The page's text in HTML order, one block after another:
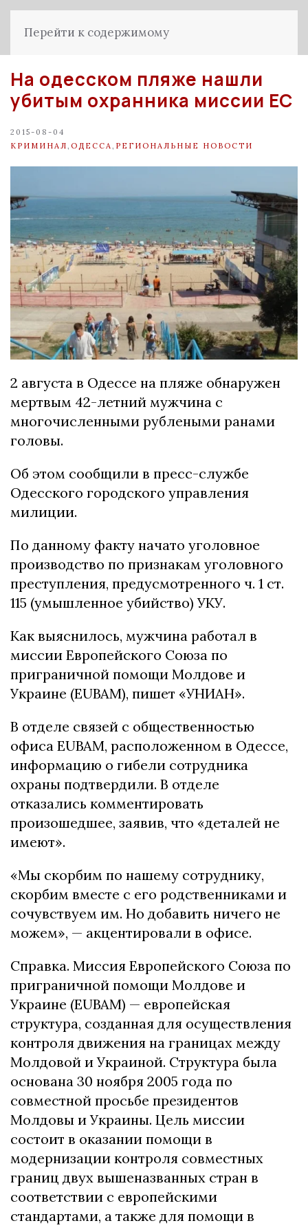
Перейти к содержимому
На одесском пляже нашли
убитым охранника миссии ЕС
2015-08-04
КРИМИНАЛ ОДЕССА РЕГИОНАЛЬНЫЕ НОВОСТИ
2 августа в Одессе на пляже обнаружен
мертвым 42-летний мужчина с
многочисленными рублеными ранами
головы.
Об этом сообщили в пресс-службе
Одесского городского управления
милиции.
По данному факту начато уголовное
производство по признакам уголовного
преступления, предусмотренного ч. 1 ст.
115 (умышленное убийство) УКУ.
Как выяснилось, мужчина работал в
миссии Европейского Союза по
приграничной помощи Молдове и
Украине (EUBAM), пишет «УНИАН».
В отделе связей с общественностью
офиса EUBAM, расположенном в Одессе,
информацию о гибели сотрудника
охраны подтвердили. В отделе
отказались комментировать
произошедшее, заявив, что «деталей не
имеют».
«Мы скорбим по нашему сотруднику,
скорбим вместе с его родственниками и
сочувствуем им. Но добавить ничего не
можем», — акцентировали в офисе.
Справка. Миссия Европейского Союза по
приграничной помощи Молдове и
Украине (EUBAM) — европейская
структура, созданная для осуществления
контроля движения на границах между
Молдовой и Украиной. Структура была
основана 30 ноября 2005 года по
совместной просьбе президентов
Молдовы и Украины. Цель миссии
состоит в оказании помощи в
модернизации контроля совместных
границ двух вышеназванных стран в
соответствии с европейскими
стандартами, а также для помощи в